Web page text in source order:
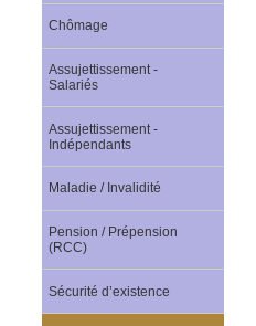
Chômage
Assujettissement -
Salariés
Assujettissement -
Indépendants
Maladie / Invalidité
Pension / Prépension
(RCC)
Sécurité d’existence